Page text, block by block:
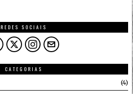
REDES SOCIAIS
CATEGORIAS
4